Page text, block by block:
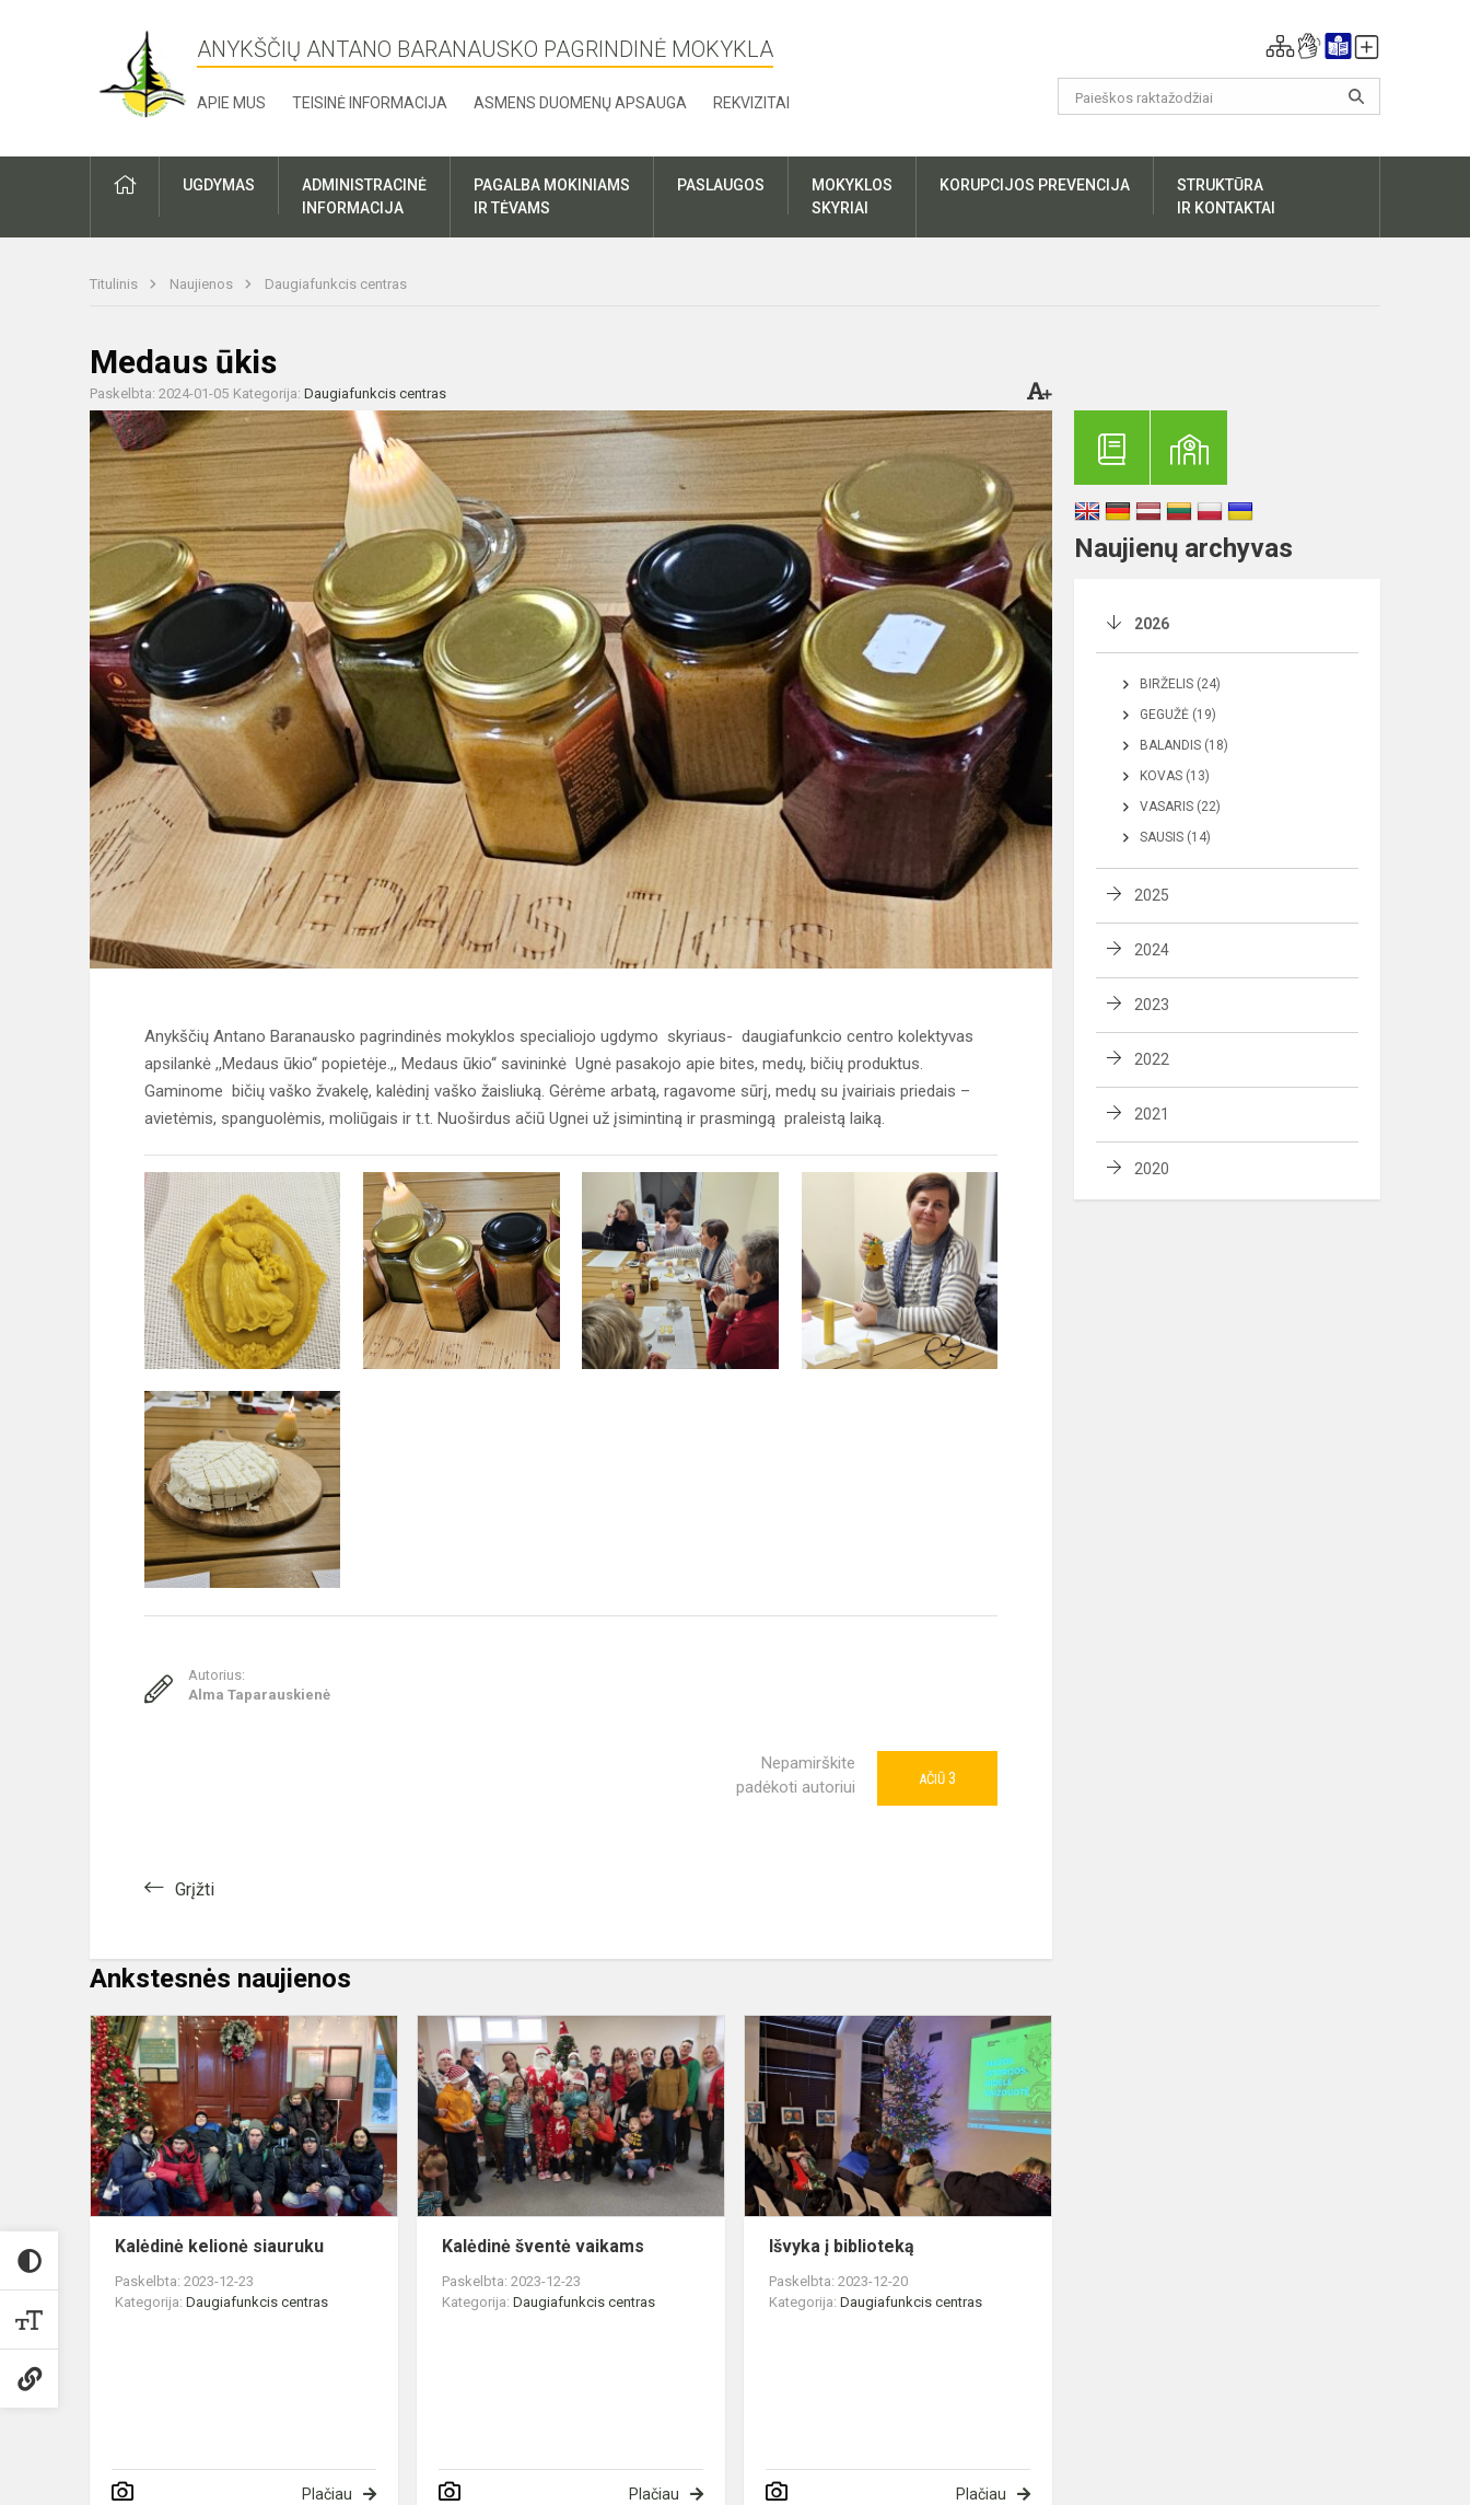
ANYKŠČIŲ ANTANO BARANAUSKO PAGRINDINĖ MOKYKLA
APIE MUS TEISINĖ INFORMACIJA ASMENS DUOMENŲ APSAUGA REKVIZITAI
UGDYMAS
ADMINISTRACINĖ
INFORMACIJA
PAGALBA MOKINIAMS
IR TĖVAMS
PASLAUGOS
MOKYKLOS
SKYRIAI
KORUPCIJOS PREVENCIJA
STRUKTŪRA
IR KONTAKTAI
Titulinis Naujienos Daugiafunkcis centras
Medaus ūkis
Paskelbta: 2024-01-05 Kategorija: Daugiafunkcis centras
Anykščių Antano Baranausko pagrindinės mokyklos specialiojo ugdymo skyriaus- daugiafunkcio centro kolektyvas
apsilankė ,,Medaus ūkio‘‘ popietėje.,, Medaus ūkio‘‘ savininkė Ugnė pasakojo apie bites, medų, bičių produktus.
Gaminome bičių vaško žvakelę, kalėdinį vaško žaisliuką. Gėrėme arbatą, ragavome sūrį, medų su įvairiais priedais –
avietėmis, spanguolėmis, moliūgais ir t.t. Nuoširdus ačiū Ugnei už įsimintiną ir prasmingą praleistą laiką.
Autorius:
Alma Taparauskienė
Nepamirškite
padėkoti autoriui
AČIŪ 3
Grįžti
Ankstesnės naujienos
Kalėdinė
kelionė
siauruku
Kalėdinė kelionė siauruku
Paskelbta: 2023-12-23
Kategorija: Daugiafunkcis centras
Plačiau
Kalėdinė
šventė
vaikams
Kalėdinė šventė vaikams
Paskelbta: 2023-12-23
Kategorija:Daugiafunkcis centras
Plačiau
Išvyka
į
biblioteką
Išvyka į biblioteką
Paskelbta: 2023-12-20
Kategorija:Daugiafunkcis centras
Plačiau
Naujienų archyvas
2026
BIRŽELIS (24)
GEGUŽĖ (19)
BALANDIS (18)
KOVAS (13)
VASARIS (22)
SAUSIS (14)
2025
2024
2023
2022
2021
2020